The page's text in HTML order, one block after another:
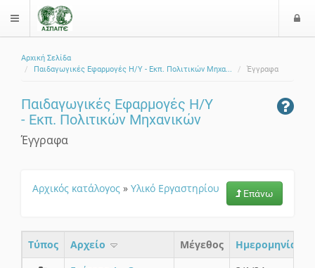
$langMenu
Αρχική Σελίδα
Παιδαγωγικές Εφαρμογές Η/Υ - Εκπ. Πολιτικών Μηχα...
Έγγραφα
Παιδαγωγικές Εφαρμογές Η/Υ
- Εκπ. Πολιτικών Μηχανικών
Έγγραφα
Επάνω
Αρχικός κατάλογος » Υλικό Εργαστηρίου
Τύπος Aρχείο Μέγεθος
Ημερομηνία